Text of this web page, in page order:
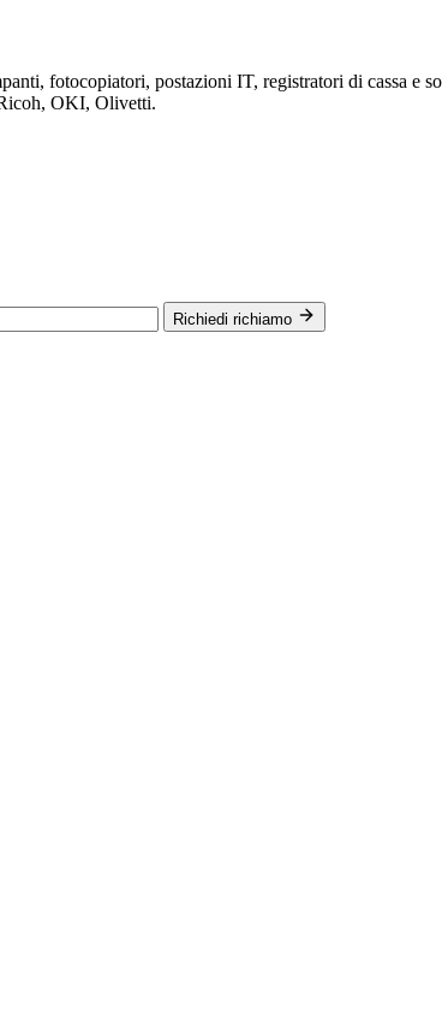
fotocopiatori, postazioni IT, registratori di cassa e
OKI, Olivetti.
Richiedi richiamo